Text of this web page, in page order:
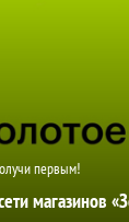
первым!
магазинов